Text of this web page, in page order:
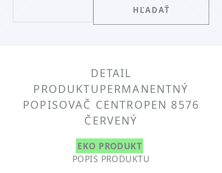
DETAIL
PRODUKTU PERMANENTNÝ
POPISOVAČ CENTROPEN 8576
ČERVENÝ
EKO PRODUKT
POPIS PRODUKTU